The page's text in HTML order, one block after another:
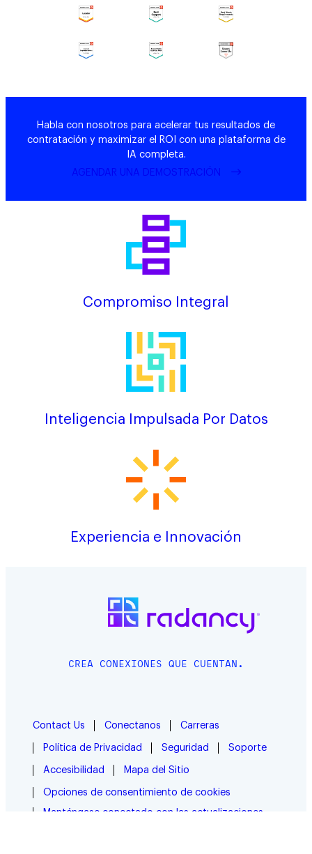
Habla con nosotros para acelerar tus resultados de
contratación y maximizar el ROI con una plataforma de
IA completa.
AGENDAR UNA DEMOSTRACIÓN
Compromiso Integral
Inteligencia Impulsada Por Datos
Experiencia e Innovación
CREA CONEXIONES QUE CUENTAN.
Contact Us Conectanos Carreras
Política de Privacidad Seguridad Soporte
Accesibilidad Mapa del Sitio
Opciones de consentimiento de cookies
Manténgase conectado con las actualizaciones